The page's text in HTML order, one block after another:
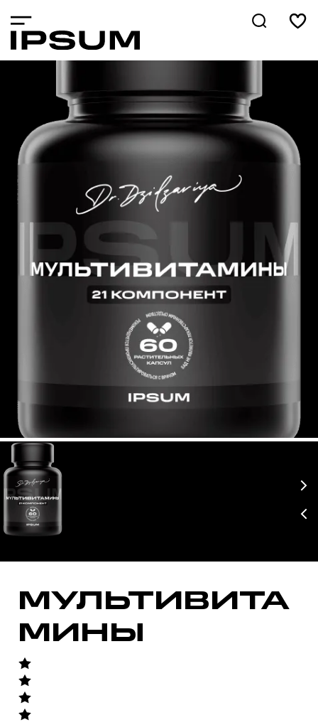
БАД, НЕ ЯВЛЯЕТСЯ ЛЕКАРСТВЕННЫМ СРЕДСТВОМ
МУЛЬТИВИТА
МИНЫ